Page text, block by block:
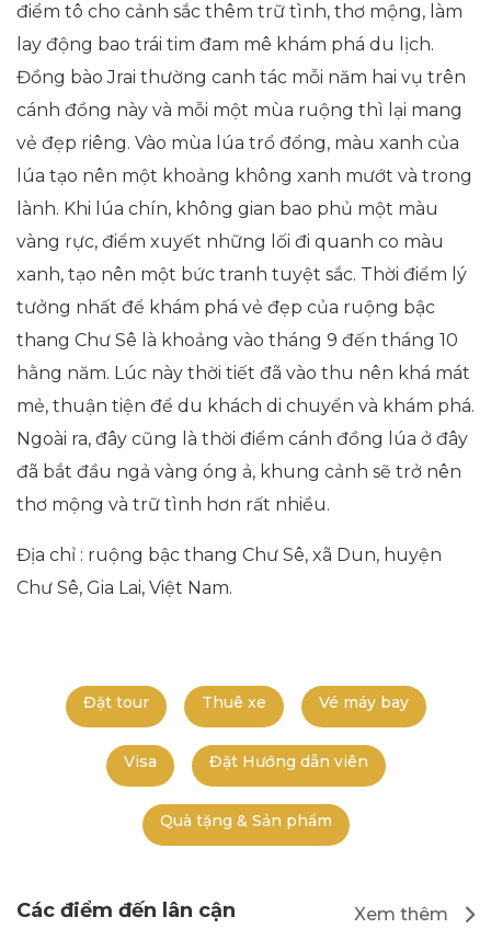
điểm tô cho cảnh sắc thêm trữ tình, thơ mộng, làm
lay động bao trái tim đam mê khám phá du lịch.
Đồng bào Jrai thường canh tác mỗi năm hai vụ trên
cánh đồng này và mỗi một mùa ruộng thì lại mang
vẻ đẹp riêng. Vào mùa lúa trổ đổng, màu xanh của
lúa tạo nên một khoảng không xanh mướt và trong
lành. Khi lúa chín, không gian bao phủ một màu
vàng rực, điểm xuyết những lối đi quanh co màu
xanh, tạo nên một bức tranh tuyệt sắc. Thời điểm lý
tưởng nhất để khám phá vẻ đẹp của ruộng bậc
thang Chư Sê là khoảng vào tháng 9 đến tháng 10
hằng năm. Lúc này thời tiết đã vào thu nên khá mát
mẻ, thuận tiện để du khách di chuyển và khám phá.
Ngoài ra, đây cũng là thời điểm cánh đồng lúa ở đây
đã bắt đầu ngả vàng óng ả, khung cảnh sẽ trở nên
thơ mộng và trữ tình hơn rất nhiều.
Địa chỉ : ruộng bậc thang Chư Sê, xã Dun, huyện
Chư Sê, Gia Lai, Việt Nam.
Đặt tour Thuê xe Vé máy bay
Visa Đặt Hướng dẫn viên
Quà tặng & Sản phẩm
Các điểm đến lân cận Xem thêm